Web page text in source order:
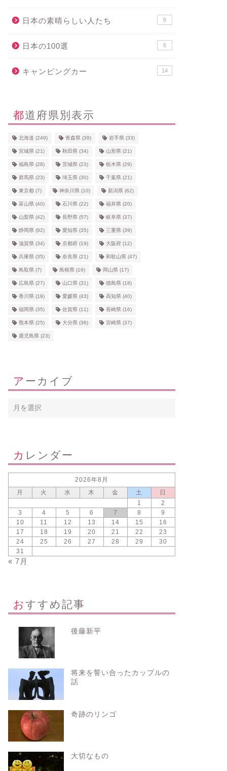
日本の素晴らしい人たち 8
日本の100選 6
キャンピングカー 14
都道府県別表示
北海道 (249) 青森県(39) 岩手県(33)
宮城県(21) 秋田県(34) 山形県(21)
福島県(28) 茨城県(23) 栃木県(29)
群馬県(23) 埼玉県(30) 千葉県(21)
東京都(7) 神奈川県(10) 新潟県(62)
富山県(40) 石川県(22) 福井県(20)
山梨県(42) 長野県(57) 岐阜県(37)
静岡県(92) 愛知県(35) 三重県(39)
滋賀県(34) 京都府(19) 大阪府(12)
兵庫県(35) 奈良県(21) 和歌山県(47)
鳥取県(7) 島根県(16) 岡山県(17)
広島県(27) 山口県(31) 徳島県(18)
香川県(19) 愛媛県(43) 高知県(40)
福岡県(35) 佐賀県(11) 長崎県(16)
熊本県(25) 大分県(36) 宮崎県(37)
鹿児島県(23)
アーカイブ
カレンダー
2026年8月
月
火 水 木 金 土
日
1
2
3
4 5 6 7 8
9
10
11 12 13 14 15
16
17
18 19 20 21 22
23
24
25 26 27 28 29
30
31
« 7月
おすすめ記事
後藤新平
将来を誓い合ったカップルの
話
奇跡のリンゴ
大切なもの